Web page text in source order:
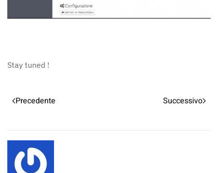
Stay tuned !
Precedente Successivo